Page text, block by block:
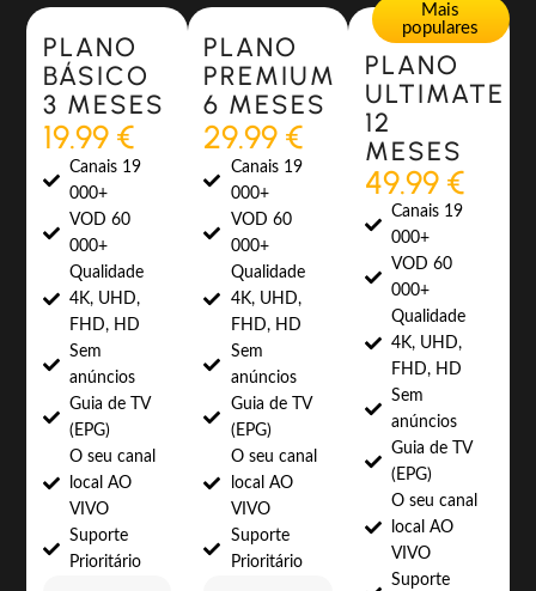
Most Popular
PLANO
BÁSICO
3 MESES
19.99 €
Canais 19
000+
VOD 60
000+
Qualidade
4K, UHD,
FHD, HD
Sem
anúncios
Guia de TV
(EPG)
O seu canal
local AO
VIVO
Suporte
Prioritário
Most Popular
PLANO
PREMIUM
6 MESES
29.99 €
Canais 19
000+
VOD 60
000+
Qualidade
4K, UHD,
FHD, HD
Sem
anúncios
Guia de TV
(EPG)
O seu canal
local AO
VIVO
Suporte
Prioritário
Mais
populares
PLANO
ULTIMATE
12
MESES
49.99 €
Canais 19
000+
VOD 60
000+
Qualidade
4K, UHD,
FHD, HD
Sem
anúncios
Guia de TV
(EPG)
O seu canal
local AO
VIVO
Suporte